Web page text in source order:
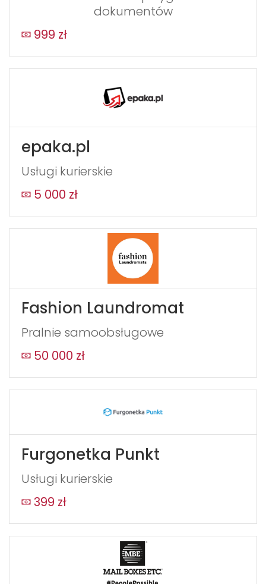
dokumentów
999 zł
epaka.pl
Usługi kurierskie
5 000 zł
Fashion Laundromat
Pralnie samoobsługowe
50 000 zł
Furgonetka Punkt
Usługi kurierskie
399 zł